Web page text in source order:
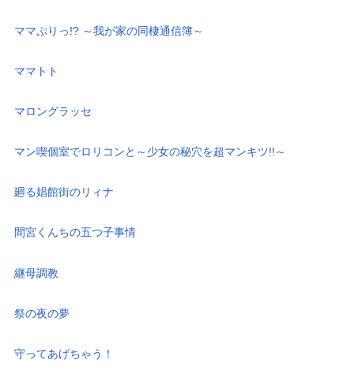
ママぷりっ!? ～我が家の同棲通信簿～
ママトト
マロングラッセ
マン喫個室でロリコンと～少女の秘穴を超マンキツ!!～
廻る娼館街のリィナ
間宮くんちの五つ子事情
継母調教
祭の夜の夢
守ってあげちゃう！